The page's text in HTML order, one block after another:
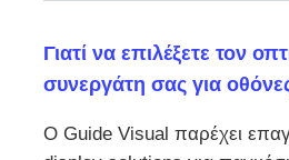
Γιατί να επιλέξετε τον
συνεργάτη σας για
Ο Guide Visual παρέχει